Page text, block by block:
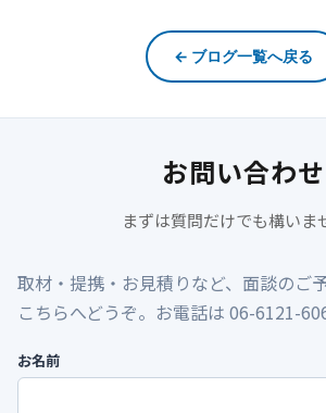
← ブログ一覧へ戻る
お問い合わせ
まずは質問だけでも構いま
取材・提携・お見積りなど、面談のご
こちらへどうぞ。お電話は 06-6121-
お名前